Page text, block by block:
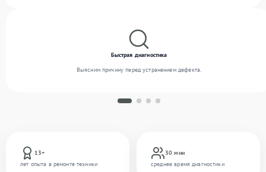
13+
лет опыта в ремонте техники
30 мин
среднее время диагностики
Быстрая диагностика
Выясним причину перед устранением дефекта.